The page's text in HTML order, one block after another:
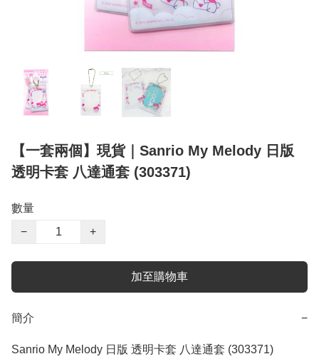
【一套兩個】現貨｜Sanrio My Melody 日版
透明卡套 八達通套 (303371)
數量
−
+
加至購物車
簡介 −
Sanrio My Melody 日版 透明卡套 八達通套 (303371)